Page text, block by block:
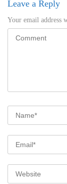
Leave a Reply
Your email address